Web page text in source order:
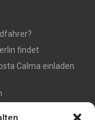
findet
Calma einladen